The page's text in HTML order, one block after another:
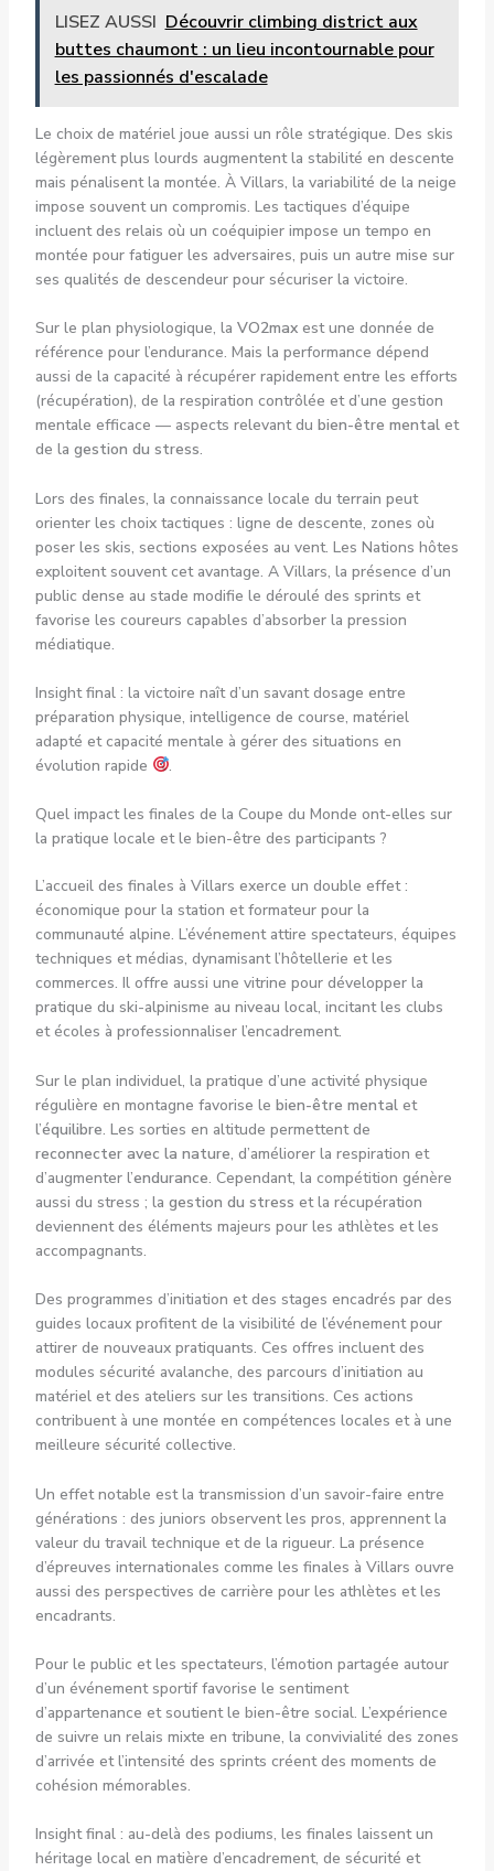
LISEZ AUSSI Découvrir climbing district aux
buttes chaumont : un lieu incontournable pour
les passionnés d'escalade
Le choix de matériel joue aussi un rôle stratégique. Des skis
légèrement plus lourds augmentent la stabilité en descente
mais pénalisent la montée. À Villars, la variabilité de la neige
impose souvent un compromis. Les tactiques d’équipe
incluent des relais où un coéquipier impose un tempo en
montée pour fatiguer les adversaires, puis un autre mise sur
ses qualités de descendeur pour sécuriser la victoire.
Sur le plan physiologique, la VO2maxest une donnée de
référence pour l’endurance. Mais la performance dépend
aussi de la capacité à récupérer rapidement entre les efforts
(récupération), de la respiration contrôlée et d’une gestion
mentale efficace — aspects relevant du bien-être mentalet
de la gestion du stress.
Lors des finales, la connaissance locale du terrain peut
orienter les choix tactiques : ligne de descente, zones où
poser les skis, sections exposées au vent. Les Nations hôtes
exploitent souvent cet avantage. A Villars, la présence d’un
public dense au stade modifie le déroulé des sprints et
favorise les coureurs capables d’absorber la pression
médiatique.
Insight final : la victoire naît d’un savant dosage entre
préparation physique, intelligence de course, matériel
adapté et capacité mentale à gérer des situations en
évolution rapide
.
Quel impact les finales de la Coupe du Monde ont-elles sur
la pratique locale et le bien-être des participants ?
L’accueil des finales à Villars exerce un double effet :
économique pour la station et formateur pour la
communauté alpine. L’événement attire spectateurs, équipes
techniques et médias, dynamisant l’hôtellerie et les
commerces. Il offre aussi une vitrine pour développer la
pratique du ski-alpinisme au niveau local, incitant les clubs
et écoles à professionnaliser l’encadrement.
Sur le plan individuel, la pratique d’une activité physique
régulière en montagne favorise le bien-être mentalet
l’équilibre. Les sorties en altitude permettent de
reconnecter avec la nature, d’améliorer la respiration et
d’augmenter l’endurance. Cependant, la compétition génère
aussi du stress ; la gestion du stress et la récupération
deviennent des éléments majeurs pour les athlètes et les
accompagnants.
Des programmes d’initiation et des stages encadrés par des
guides locaux profitent de la visibilité de l’événement pour
attirer de nouveaux pratiquants. Ces offres incluent des
modules sécurité avalanche, des parcours d’initiation au
matériel et des ateliers sur les transitions. Ces actions
contribuent à une montée en compétences locales et à une
meilleure sécurité collective.
Un effet notable est la transmission d’un savoir-faire entre
générations : des juniors observent les pros, apprennent la
valeur du travail technique et de la rigueur. La présence
d’épreuves internationales comme les finales à Villars ouvre
aussi des perspectives de carrière pour les athlètes et les
encadrants.
Pour le public et les spectateurs, l’émotion partagée autour
d’un événement sportif favorise le sentiment
d’appartenance et soutient le bien-être social. L’expérience
de suivre un relais mixte en tribune, la convivialité des zones
d’arrivée et l’intensité des sprints créent des moments de
cohésion mémorables.
Insight final : au-delà des podiums, les finales laissent un
héritage local en matière d’encadrement, de sécurité et